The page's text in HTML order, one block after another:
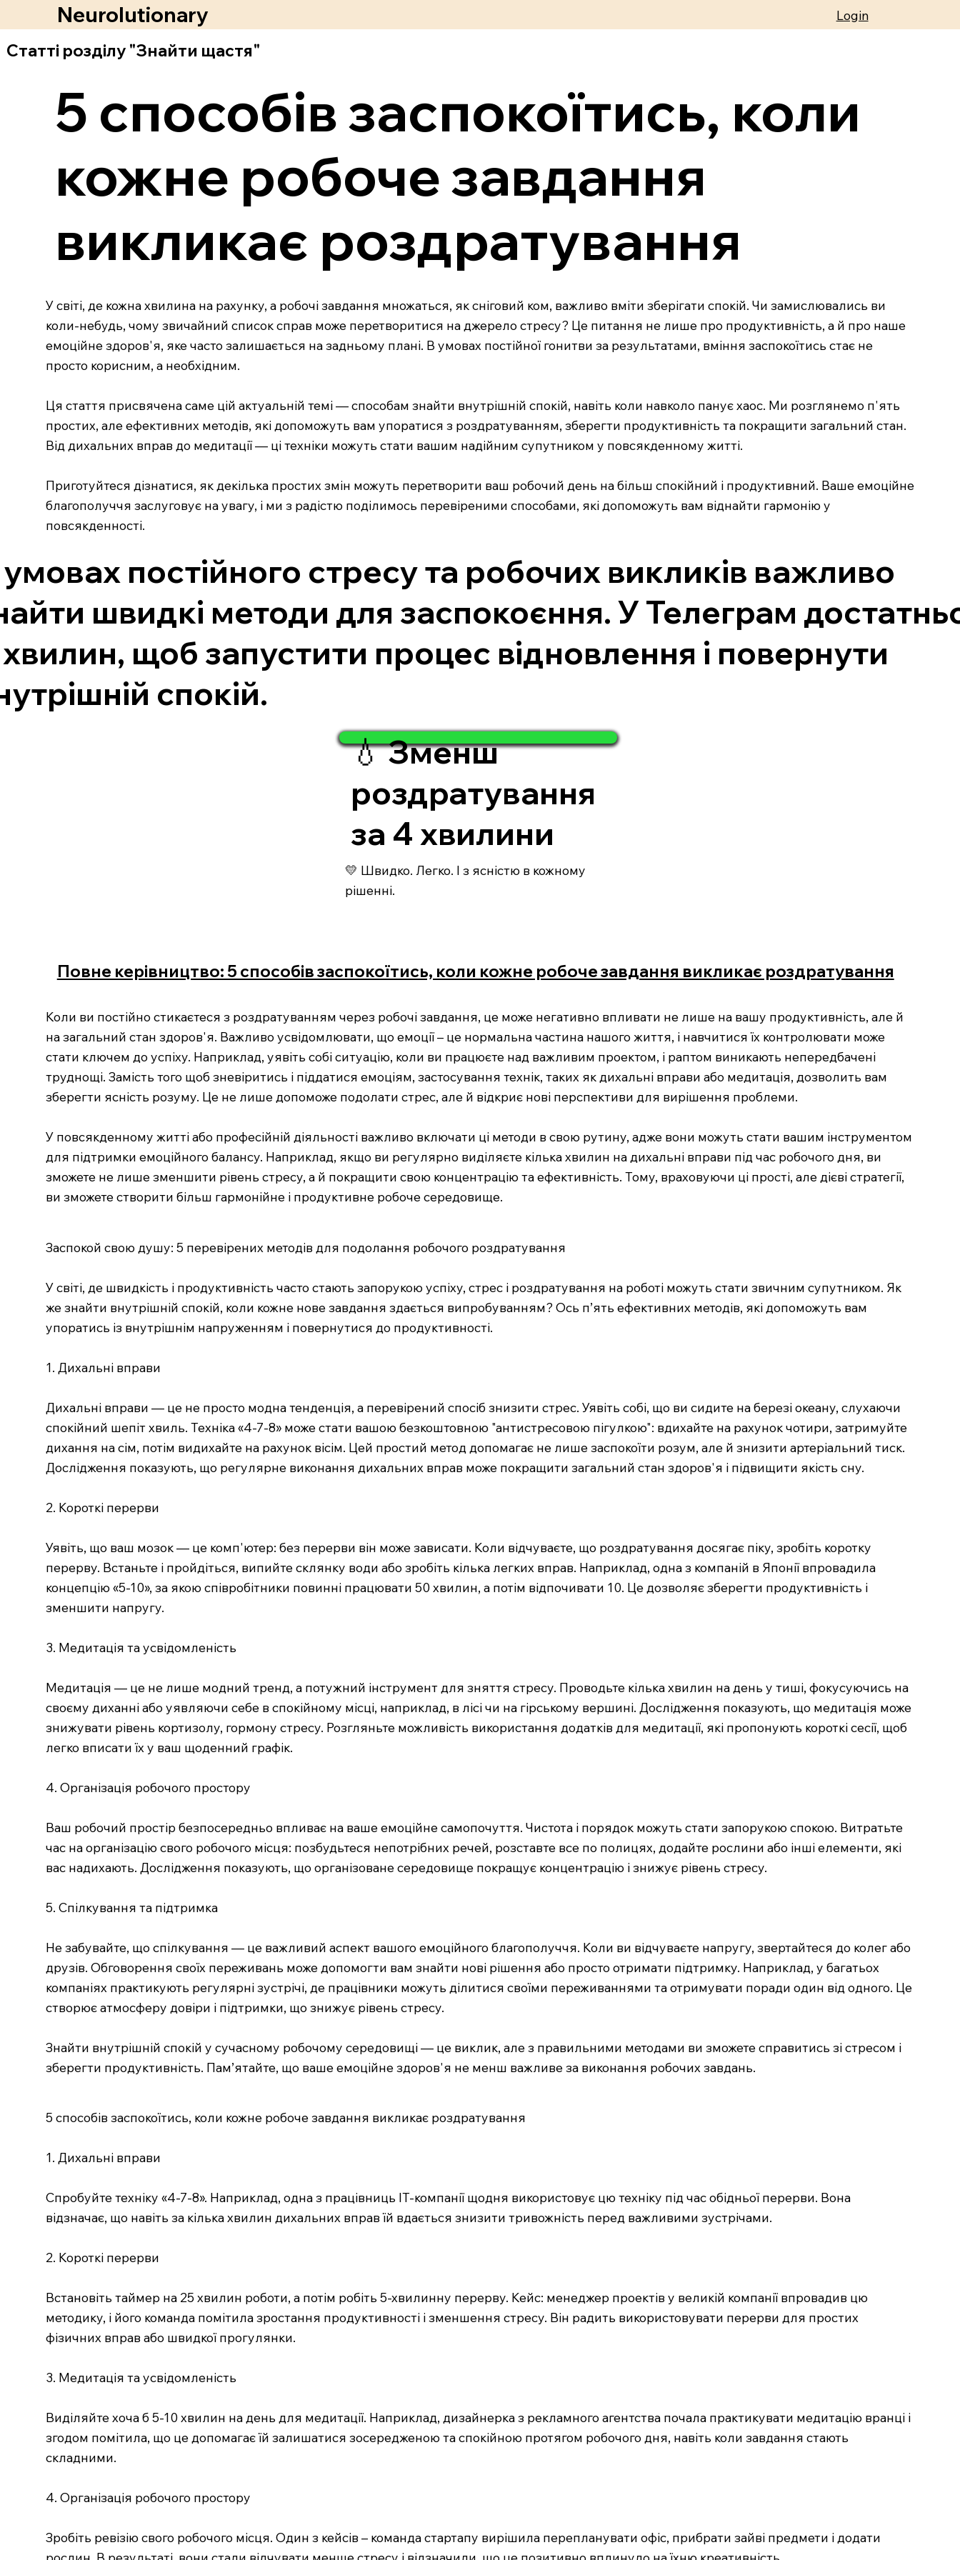
Neurolutionary Login
Статті розділу "Знайти щастя"
5 способів заспокоїтись, коли
кожне робоче завдання
викликає роздратування
У світі, де кожна хвилина на рахунку, а робочі завдання множаться, як сніговий ком, важливо вміти зберігати спокій. Чи замислювались ви
коли-небудь, чому звичайний список справ може перетворитися на джерело стресу? Це питання не лише про продуктивність, а й про наше
емоційне здоров'я, яке часто залишається на задньому плані. В умовах постійної гонитви за результатами, вміння заспокоїтись стає не
просто корисним, а необхідним.
Ця стаття присвячена саме цій актуальній темі — способам знайти внутрішній спокій, навіть коли навколо панує хаос. Ми розглянемо п'ять
простих, але ефективних методів, які допоможуть вам упоратися з роздратуванням, зберегти продуктивність та покращити загальний стан.
Від дихальних вправ до медитації — ці техніки можуть стати вашим надійним супутником у повсякденному житті.
Приготуйтеся дізнатися, як декілька простих змін можуть перетворити ваш робочий день на більш спокійний і продуктивний. Ваше емоційне
благополуччя заслуговує на увагу, і ми з радістю поділимось перевіреними способами, які допоможуть вам віднайти гармонію у
повсякденності.
постійного стресу та робочих викликів важливо
швидкі методи для заспокоєння. У Телеграм
щоб запустити процес відновлення і повернути
спокій.
💧 Зменш
роздратування
за 4 хвилини
💛 Швидко. Легко. І з ясністю в кожному
рішенні.
Повне керівництво: 5 способів заспокоїтись, коли кожне робоче завдання викликає роздратування
Коли ви постійно стикаєтеся з роздратуванням через робочі завдання, це може негативно впливати не лише на вашу продуктивність, але й
на загальний стан здоров'я. Важливо усвідомлювати, що емоції – це нормальна частина нашого життя, і навчитися їх контролювати може
стати ключем до успіху. Наприклад, уявіть собі ситуацію, коли ви працюєте над важливим проектом, і раптом виникають непередбачені
труднощі. Замість того щоб зневіритись і піддатися емоціям, застосування технік, таких як дихальні вправи або медитація, дозволить вам
зберегти ясність розуму. Це не лише допоможе подолати стрес, але й відкриє нові перспективи для вирішення проблеми.
У повсякденному житті або професійній діяльності важливо включати ці методи в свою рутину, адже вони можуть стати вашим інструментом
для підтримки емоційного балансу. Наприклад, якщо ви регулярно виділяєте кілька хвилин на дихальні вправи під час робочого дня, ви
зможете не лише зменшити рівень стресу, а й покращити свою концентрацію та ефективність. Тому, враховуючи ці прості, але дієві стратегії,
ви зможете створити більш гармонійне і продуктивне робоче середовище.
Заспокой свою душу: 5 перевірених методів для подолання робочого роздратування
У світі, де швидкість і продуктивність часто стають запорукою успіху, стрес і роздратування на роботі можуть стати звичним супутником. Як
же знайти внутрішній спокій, коли кожне нове завдання здається випробуванням? Ось п’ять ефективних методів, які допоможуть вам
упоратись із внутрішнім напруженням і повернутися до продуктивності.
1. Дихальні вправи
Дихальні вправи — це не просто модна тенденція, а перевірений спосіб знизити стрес. Уявіть собі, що ви сидите на березі океану, слухаючи
спокійний шепіт хвиль. Техніка «4-7-8» може стати вашою безкоштовною "антистресовою пігулкою": вдихайте на рахунок чотири, затримуйте
дихання на сім, потім видихайте на рахунок вісім. Цей простий метод допомагає не лише заспокоїти розум, але й знизити артеріальний тиск.
Дослідження показують, що регулярне виконання дихальних вправ може покращити загальний стан здоров'я і підвищити якість сну.
2. Короткі перерви
Уявіть, що ваш мозок — це комп'ютер: без перерви він може зависати. Коли відчуваєте, що роздратування досягає піку, зробіть коротку
перерву. Встаньте і пройдіться, випийте склянку води або зробіть кілька легких вправ. Наприклад, одна з компаній в Японії впровадила
концепцію «5-10», за якою співробітники повинні працювати 50 хвилин, а потім відпочивати 10. Це дозволяє зберегти продуктивність і
зменшити напругу.
3. Медитація та усвідомленість
Медитація — це не лише модний тренд, а потужний інструмент для зняття стресу. Проводьте кілька хвилин на день у тиші, фокусуючись на
своєму диханні або уявляючи себе в спокійному місці, наприклад, в лісі чи на гірському вершині. Дослідження показують, що медитація може
знижувати рівень кортизолу, гормону стресу. Розгляньте можливість використання додатків для медитації, які пропонують короткі сесії, щоб
легко вписати їх у ваш щоденний графік.
4. Організація робочого простору
Ваш робочий простір безпосередньо впливає на ваше емоційне самопочуття. Чистота і порядок можуть стати запорукою спокою. Витратьте
час на організацію свого робочого місця: позбудьтеся непотрібних речей, розставте все по полицях, додайте рослини або інші елементи, які
вас надихають. Дослідження показують, що організоване середовище покращує концентрацію і знижує рівень стресу.
5. Спілкування та підтримка
Не забувайте, що спілкування — це важливий аспект вашого емоційного благополуччя. Коли ви відчуваєте напругу, звертайтеся до колег або
друзів. Обговорення своїх переживань може допомогти вам знайти нові рішення або просто отримати підтримку. Наприклад, у багатьох
компаніях практикують регулярні зустрічі, де працівники можуть ділитися своїми переживаннями та отримувати поради один від одного. Це
створює атмосферу довіри і підтримки, що знижує рівень стресу.
Знайти внутрішній спокій у сучасному робочому середовищі — це виклик, але з правильними методами ви зможете справитись зі стресом і
зберегти продуктивність. Пам’ятайте, що ваше емоційне здоров'я не менш важливе за виконання робочих завдань.
5 способів заспокоїтись, коли кожне робоче завдання викликає роздратування
1. Дихальні вправи
Спробуйте техніку «4-7-8». Наприклад, одна з працівниць IT-компанії щодня використовує цю техніку під час обідньої перерви. Вона
відзначає, що навіть за кілька хвилин дихальних вправ їй вдається знизити тривожність перед важливими зустрічами.
2. Короткі перерви
Встановіть таймер на 25 хвилин роботи, а потім робіть 5-хвилинну перерву. Кейс: менеджер проектів у великій компанії впровадив цю
методику, і його команда помітила зростання продуктивності і зменшення стресу. Він радить використовувати перерви для простих
фізичних вправ або швидкої прогулянки.
3. Медитація та усвідомленість
Виділяйте хоча б 5-10 хвилин на день для медитації. Наприклад, дизайнерка з рекламного агентства почала практикувати медитацію вранці і
згодом помітила, що це допомагає їй залишатися зосередженою та спокійною протягом робочого дня, навіть коли завдання стають
складними.
4. Організація робочого простору
Зробіть ревізію свого робочого місця. Один з кейсів – команда стартапу вирішила перепланувати офіс, прибрати зайві предмети і додати